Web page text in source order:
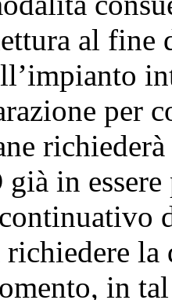
al
per
in
richiedere
in